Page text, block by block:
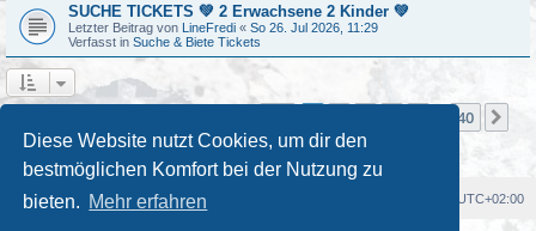
Diese Website nutzt Cookies, um dir den
bestmöglichen Komfort bei der Nutzung zu
bieten. Mehr erfahren
SUCHE TICKETS 💚 2 Erwachsene 2 Kinder 💚
Letzter Beitrag von LineFredi « So 26. Jul 2026, 11:29
Verfasst in Suche & Biete Tickets
40
Foren-Übersicht UTC+02:00